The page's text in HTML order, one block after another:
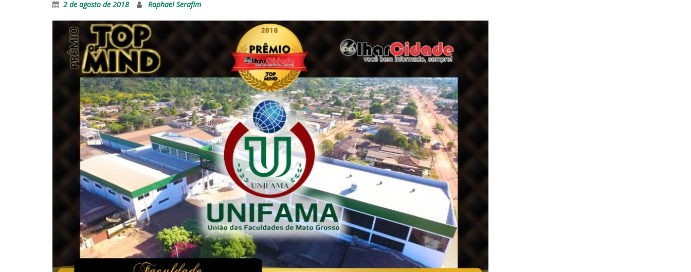
2 de agosto de 2018 Raphael Serafim